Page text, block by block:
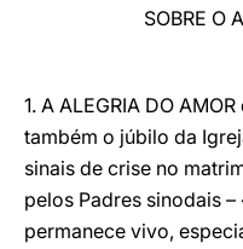
SOBRE O
1. A ALEGRIA DO
também o júbilo da
sinais de crise no
pelos Padres sinodais
permanece vivo,